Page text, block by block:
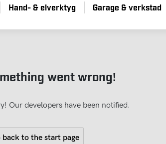
Hand- & elverktyg Garage & verkstad
went wrong!
Our developers have been notified.
back to the start page